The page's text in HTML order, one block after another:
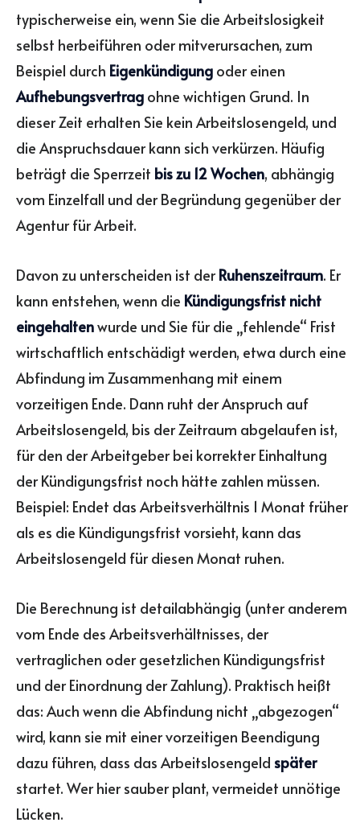
typischerweise ein, wenn Sie die Arbeitslosigkeit
selbst herbeiführen oder mitverursachen, zum
Beispiel durch Eigenkündigung oder einen
Aufhebungsvertrag ohne wichtigen Grund. In
dieser Zeit erhalten Sie kein Arbeitslosengeld, und
die Anspruchsdauer kann sich verkürzen. Häufig
beträgt die Sperrzeit bis zu 12 Wochen, abhängig
vom Einzelfall und der Begründung gegenüber der
Agentur für Arbeit.
Davon zu unterscheiden ist derRuhenszeitraum. Er
kann entstehen, wenn die Kündigungsfrist nicht
eingehaltenwurde und Sie für die „fehlende“ Frist
wirtschaftlich entschädigt werden, etwa durch eine
Abfindung im Zusammenhang mit einem
vorzeitigen Ende. Dann ruht der Anspruch auf
Arbeitslosengeld, bis der Zeitraum abgelaufen ist,
für den der Arbeitgeber bei korrekter Einhaltung
der Kündigungsfrist noch hätte zahlen müssen.
Beispiel: Endet das Arbeitsverhältnis 1 Monat früher
als es die Kündigungsfrist vorsieht, kann das
Arbeitslosengeld für diesen Monat ruhen.
Die Berechnung ist detailabhängig (unter anderem
vom Ende des Arbeitsverhältnisses, der
vertraglichen oder gesetzlichen Kündigungsfrist
und der Einordnung der Zahlung). Praktisch heißt
das: Auch wenn die Abfindung nicht „abgezogen“
wird, kann sie mit einer vorzeitigen Beendigung
dazu führen, dass das Arbeitslosengeld später
startet. Wer hier sauber plant, vermeidet unnötige
Lücken.